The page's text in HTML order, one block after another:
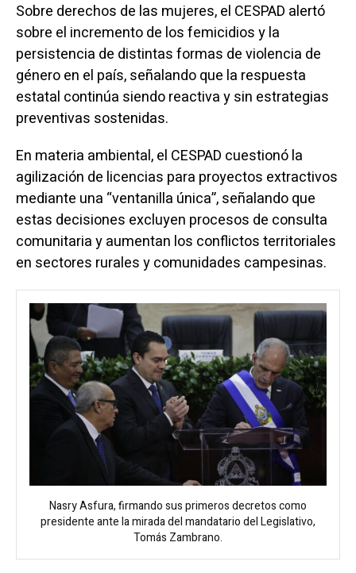
Sobre derechos de las mujeres, el CESPAD alertó
sobre el incremento de los femicidios y la
persistencia de distintas formas de violencia de
género en el país, señalando que la respuesta
estatal continúa siendo reactiva y sin estrategias
preventivas sostenidas.
En materia ambiental, el CESPAD cuestionó la
agilización de licencias para proyectos extractivos
mediante una “ventanilla única”, señalando que
estas decisiones excluyen procesos de consulta
comunitaria y aumentan los conflictos territoriales
en sectores rurales y comunidades campesinas.
Nasry Asfura, firmando sus primeros decretos como
presidente ante la mirada del mandatario del Legislativo,
Tomás Zambrano.